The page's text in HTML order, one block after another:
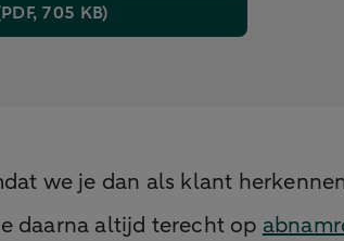
705 KB)
we je dan als klant
daarna altijd terecht op